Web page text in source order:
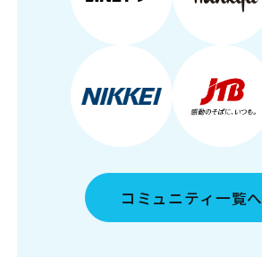
コミュニティ一覧へ